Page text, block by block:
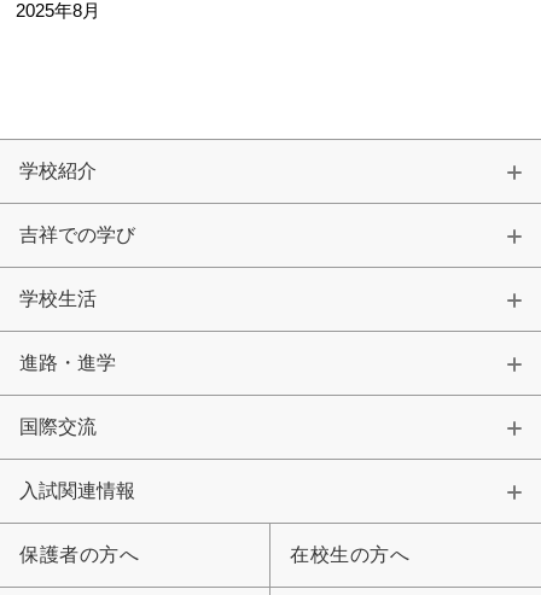
2025年8月
学校紹介
吉祥での学び
学校生活
進路・進学
国際交流
入試関連情報
保護者の方へ 在校生の方へ